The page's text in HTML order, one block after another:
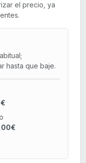
el precio, ya
hasta que baje.